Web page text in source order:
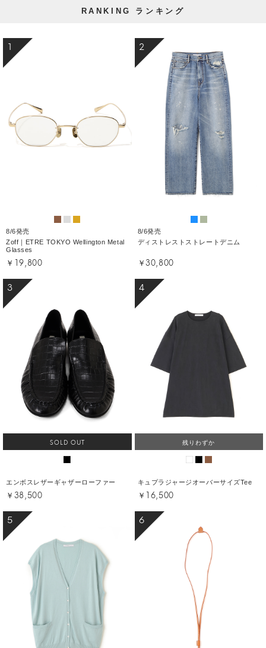
RANKING ランキング
1
8/6発売
Zoff｜ETRE TOKYO Wellington Metal
Glasses
￥19,800
2
8/6発売
ディストレストストレートデニム
￥30,800
3
SOLD OUT
エンボスレザーギャザーローファー
￥38,500
4
残りわずか
キュプラジャージオーバーサイズTee
￥16,500
5 6